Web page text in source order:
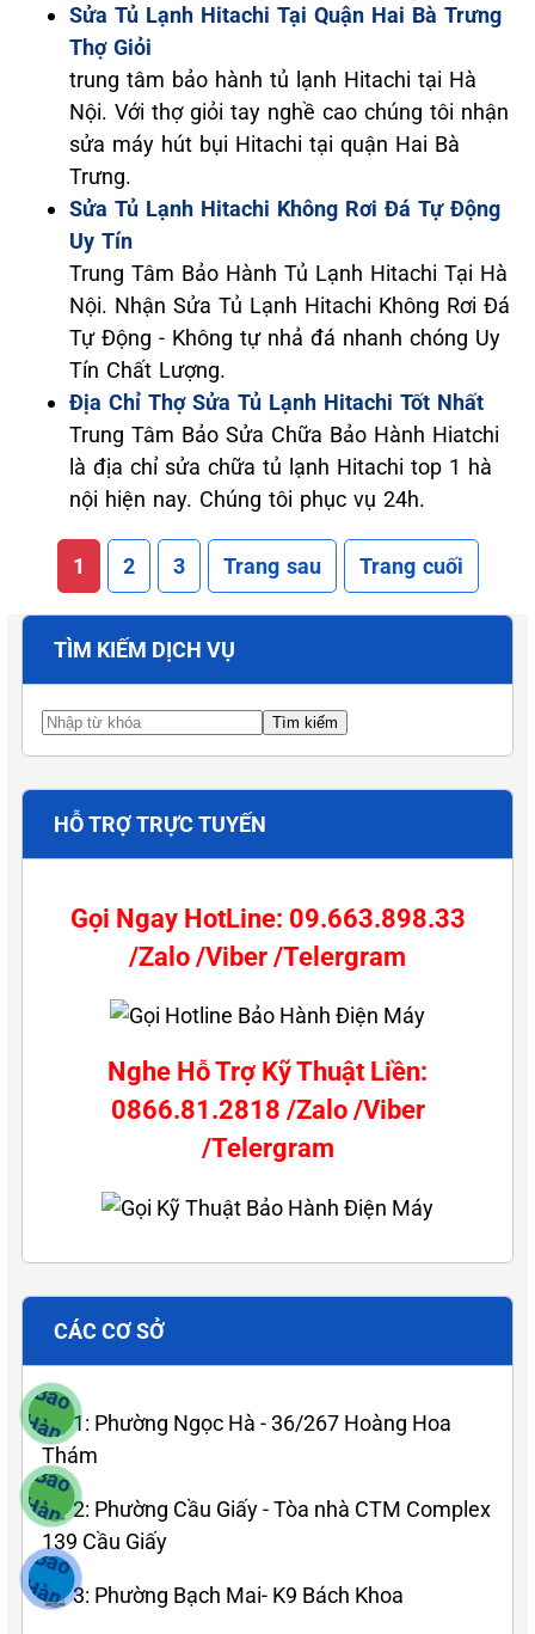
Sửa Tủ Lạnh Hitachi Tại Quận Hai Bà Trưng
Thợ Giỏi
trung tâm bảo hành tủ lạnh Hitachi tại Hà
Nội. Với thợ giỏi tay nghề cao chúng tôi nhận
sửa máy hút bụi Hitachi tại quận Hai Bà
Trưng.
Sửa Tủ Lạnh Hitachi Không Rơi Đá Tự Động
Uy Tín
Trung Tâm Bảo Hành Tủ Lạnh Hitachi Tại Hà
Nội. Nhận Sửa Tủ Lạnh Hitachi Không Rơi Đá
Tự Động - Không tự nhả đá nhanh chóng Uy
Tín Chất Lượng.
Địa Chỉ Thợ Sửa Tủ Lạnh Hitachi Tốt Nhất
Trung Tâm Bảo Sửa Chữa Bảo Hành Hiatchi
là địa chỉ sửa chữa tủ lạnh Hitachi top 1 hà
nội hiện nay. Chúng tôi phục vụ 24h.
1 2 3 Trang sau Trang cuối
TÌM KIẾM DỊCH VỤ
HỖ TRỢ TRỰC TUYẾN
Gọi Ngay HotLine: 09.663.898.33
/Zalo /Viber /Telergram
Nghe Hỗ Trợ Kỹ Thuật Liền:
0866.81.2818 /Zalo /Viber
/Telergram
CÁC CƠ SỞ
🏠 1: Phường Ngọc Hà - 36/267 Hoàng Hoa
Thám
🏠 2: Phường Cầu Giấy - Tòa nhà CTM Complex
139 Cầu Giấy
🏠 3: Phường Bạch Mai- K9 Bách Khoa